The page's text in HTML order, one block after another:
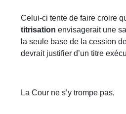
Celui-ci tente de faire croire
titrisation envisagerait une
la seule base de la cession
devrait justifier d’un titre
La Cour ne s’y trompe pas,